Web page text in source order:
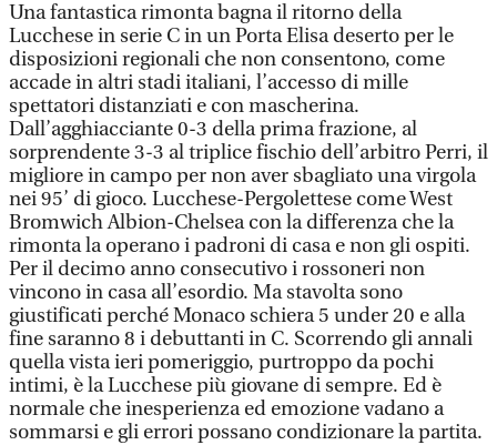
Una fantastica rimonta bagna il ritorno della
Lucchese in serie C in un Porta Elisa deserto per le
disposizioni regionali che non consentono, come
accade in altri stadi italiani, l’accesso di mille
spettatori distanziati e con mascherina.
Dall’agghiacciante 0-3 della prima frazione, al
sorprendente 3-3 al triplice fischio dell’arbitro Perri, il
migliore in campo per non aver sbagliato una virgola
nei 95’ di gioco. Lucchese-Pergolettese come West
Bromwich Albion-Chelsea con la differenza che la
rimonta la operano i padroni di casa e non gli ospiti.
Per il decimo anno consecutivo i rossoneri non
vincono in casa all’esordio. Ma stavolta sono
giustificati perché Monaco schiera 5 under 20 e alla
fine saranno 8 i debuttanti in C. Scorrendo gli annali
quella vista ieri pomeriggio, purtroppo da pochi
intimi, è la Lucchese più giovane di sempre. Ed è
normale che inesperienza ed emozione vadano a
sommarsi e gli errori possano condizionare la partita.